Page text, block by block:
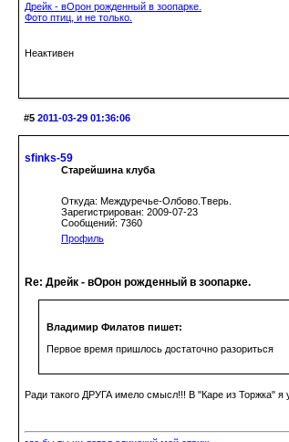
Дрейк - вОрон рожденный в зоопарке.
Фото птиц, и не только.
Неактивен
#5 2011-03-29 01:36:06
sfinks-59
Старейшина клуба
Откуда: Междуречье-Олбово.Тверь.
Зарегистрирован: 2009-07-23
Сообщений: 7360
Профиль
Re: Дрейк - вОрон рожденный в зоопарке.
Владимир Филатов пишет:
Первое время пришлось достаточно разориться
Ради такого ДРУГА имело смысл!!! В "Каре из Торжка"